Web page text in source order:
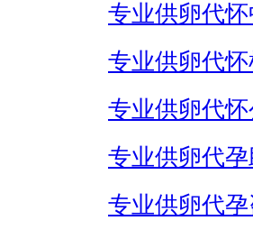
专业供卵代
专业供卵代怀
专业供卵代怀
专业供卵代
专业供卵代孕